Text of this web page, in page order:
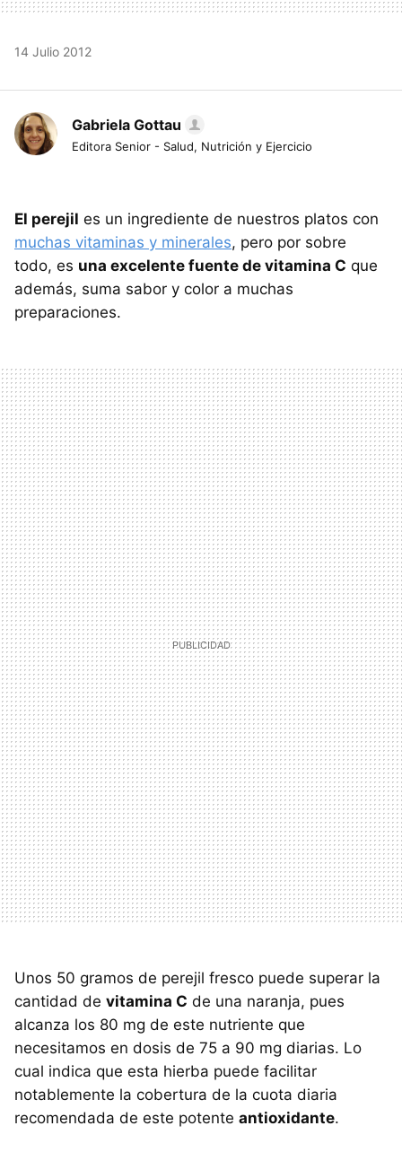
14 Julio 2012
Gabriela Gottau
Editora Senior - Salud, Nutrición y Ejercicio
El perejil es un ingrediente de nuestros platos con
muchas vitaminas y minerales, pero por sobre
todo, es una excelente fuente de vitamina C que
además, suma sabor y color a muchas
preparaciones.
Unos 50 gramos de perejil fresco puede superar la
cantidad de vitamina C de una naranja, pues
alcanza los 80 mg de este nutriente que
necesitamos en dosis de 75 a 90 mg diarias. Lo
cual indica que esta hierba puede facilitar
notablemente la cobertura de la cuota diaria
recomendada de este potente antioxidante.